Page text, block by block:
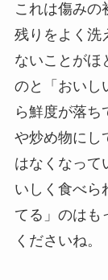
これは傷みの
残りをよく洗
ないことがほ
のと「おいし
ら鮮度が落ち
や炒め物にし
はなくなって
いしく食べら
てる」のはも
くださいね。